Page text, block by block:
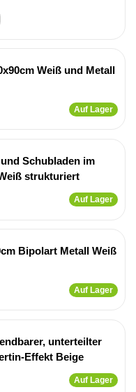
Weiß und Metall
Auf Lager
Schubladen im
strukturiert
Auf Lager
Bipolart Metall Weiß
Auf Lager
unterteilter
Effekt Beige
Auf Lager